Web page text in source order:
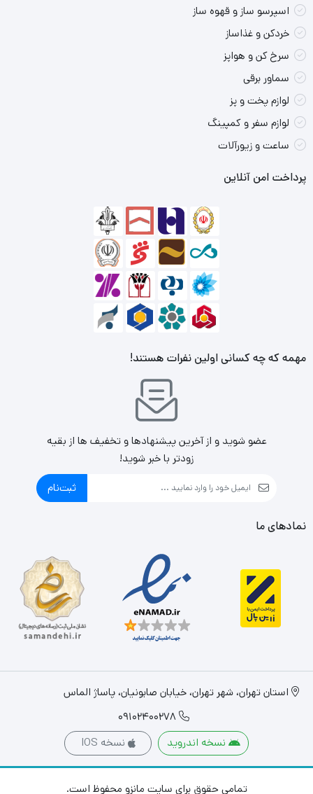
به درستی از آن استفاده شود طول عمر دستگاه بیشتر خواهد شد و
همچنین نوشیدنی ای که با آن تهیه می کنید از مزه‌ی بسیار بهتری
بار می تواند نوشیدنی با کیفیتی را در منزل شما آماده کند. با این پمپ
قوی شما مانند یک کافی من یا باریستا می توانید اسپرسو و نوشیدنی
نقاط قوت محصول:
سستم خاموشی خودکار
کیفیت و طراحی بالا
اسپرسو ساز و قهوه ساز
خردکن و غذاساز
سرخ کن و هواپز
سماور برقی
لوازم پخت و پز
لوازم سفر و کمپینگ
ساعت و زیورآلات
پرداخت امن آنلاین
مهمه که چه کسانی اولین نفرات هستند!
عضو شوید و از آخرین پیشنهادها و تخفیف ها از بقیه
زودتر با خبر شوید!
ثبت‌نام
نمادهای ما
استان تهران، شهر تهران، خیابان صابونیان، پاساژ الماس
09102400278
نسخه اندروید
نسخه IOS
تمامی حقوق برای سایت مانزو محفوظ است.